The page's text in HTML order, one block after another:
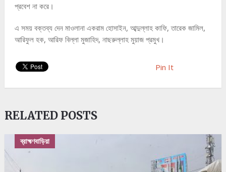
প্রবেশ না করে।
এ সময় বক্তব্য দেন মাওলানা একরাম হোসাইন, আব্দুল্লাহ কাফি, তারেক জামিল,
আরিফুল হক, আরিফ বিল্লা মুজাহিদ, নাছরুল্লাহ মুয়াজ প্রমুখ।
Pin It
RELATED POSTS
ব্রাহ্মণবাড়িয়া